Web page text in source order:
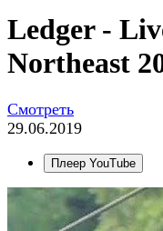
Ledger -
Northeast
Смотреть
29.06.2019
Плеер YouTube